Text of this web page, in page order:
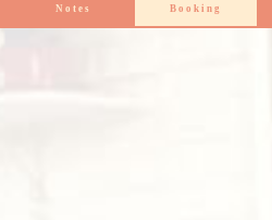
Notes Booking